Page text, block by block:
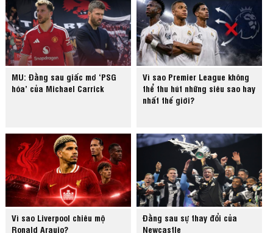
MU: Đằng sau giấc mơ ‘PSG
hóa’ của Michael Carrick
Vì sao Premier League không
thể thu hút những siêu sao hay
nhất thế giới?
Vì sao Liverpool chiêu mộ
Ronald Araujo?
Đằng sau sự thay đổi của
Newcastle